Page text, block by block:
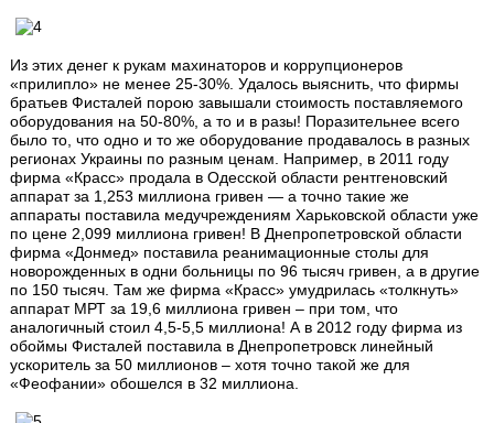
Из этих денег к рукам махинаторов и коррупционеров
«прилипло» не менее 25-30%. Удалось выяснить, что фирмы
братьев Фисталей порою завышали стоимость поставляемого
оборудования на 50-80%, а то и в разы! Поразительнее всего
было то, что одно и то же оборудование продавалось в разных
регионах Украины по разным ценам. Например, в 2011 году
фирма «Красс» продала в Одесской области рентгеновский
аппарат за 1,253 миллиона гривен — а точно такие же
аппараты поставила медучреждениям Харьковской области уже
по цене 2,099 миллиона гривен! В Днепропетровской области
фирма «Донмед» поставила реанимационные столы для
новорожденных в одни больницы по 96 тысяч гривен, а в другие
по 150 тысяч. Там же фирма «Красс» умудрилась «толкнуть»
аппарат МРТ за 19,6 миллиона гривен – при том, что
аналогичный стоил 4,5-5,5 миллиона! А в 2012 году фирма из
обоймы Фисталей поставила в Днепропетровск линейный
ускоритель за 50 миллионов – хотя точно такой же для
«Феофании» обошелся в 32 миллиона.